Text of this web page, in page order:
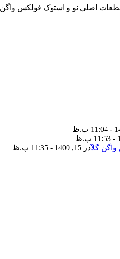
قطعات اصلی نو و استوک فولکس واگن
واگن گلآذر 15, 1400 - 11:35 ب.ظ